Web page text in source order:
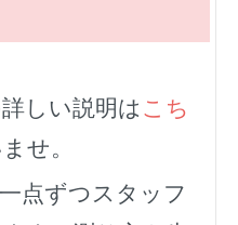
しい説明は こち
せ。
点ずつスタッフ